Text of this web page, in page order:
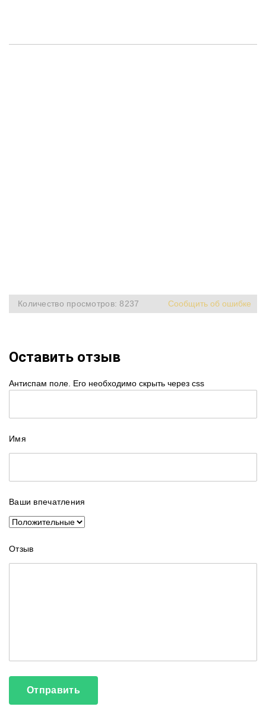
Количество просмотров: 8237 Сообщить об ошибке
Оставить отзыв
Антиспам поле. Его необходимо скрыть через css
Имя
Ваши впечатления
Отзыв